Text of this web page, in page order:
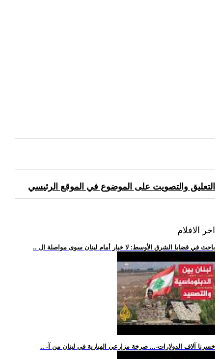
التعليق والتصويت على الموضوع في الموقع الرئيسي
اخر الافلام
.. باحث في قضايا الشرق الأوسط: لا خيار أمام لبنان سوى مواصلة ال
.. -خسرنا آلاف الدولارات-... صرخة مزارعي الهبارية في لبنان من آ